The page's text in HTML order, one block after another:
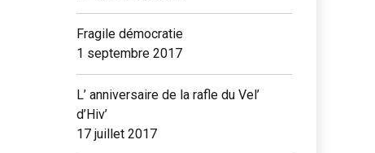
Fragile démocratie
1 septembre 2017
L’ anniversaire de la rafle du Vel’
d’Hiv’
17 juillet 2017